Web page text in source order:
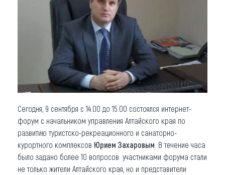
О регионе
Коллекция впечатлений
Другие рубрики
Сегодня, 9 сентября с 14.00 до 15.00 состоялся интернет-
форум с начальником управления Алтайского края по
развитию туристско-рекреационного и санаторно-
курортного комплексов Юрием Захаровым . В течение часа
было задано более 10 вопросов: участниками форума стали
не только жители Алтайского края, но и представители